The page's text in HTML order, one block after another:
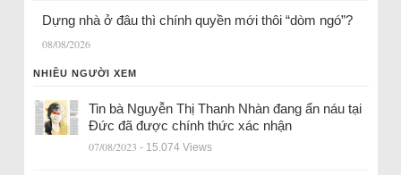
Dựng nhà ở đâu thì chính quyền mới thôi “dòm ngó”?
08/08/2026
NHIỀU NGƯỜI XEM
Tin bà Nguyễn Thị Thanh Nhàn đang ẩn náu tại
Đức đã được chính thức xác nhận
07/08/2023 - 15.074 Views